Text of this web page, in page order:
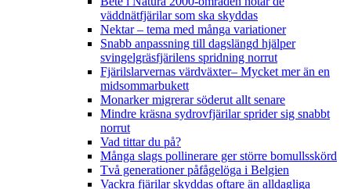
väddnätfjärilar som ska skyddas
Nektar – tema med många variationer
Snabb anpassning till dagslängd hjälper
svingelgräsfjärilens spridning norrut
Fjärilslarvernas värdväxter– Mycket mer än en
midsommarbukett
Monarker migrerar söderut allt senare
Mindre kräsna sydrovfjärilar sprider sig snabbt
norrut
Vad tittar du på?
Många slags pollinerare ger större bomullsskörd
Två generationer påfågelöga i Belgien
Vackra fjärilar skyddas oftare än alldagliga